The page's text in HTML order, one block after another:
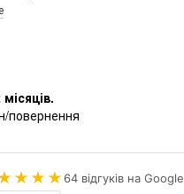
місяців.
повернення
64 відгуків на Google